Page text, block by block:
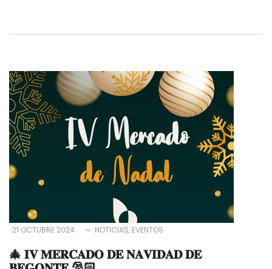
21 OCTUBRE 2024 NOTICIAS EVENTOS
🎄 𝐈𝐕 𝐌𝐄𝐑𝐂𝐀𝐃𝐎 𝐃𝐄 𝐍𝐀𝐕𝐈𝐃𝐀𝐃 𝐃𝐄